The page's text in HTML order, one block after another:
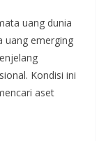
uang dunia
uang emerging
Kondisi ini
aset